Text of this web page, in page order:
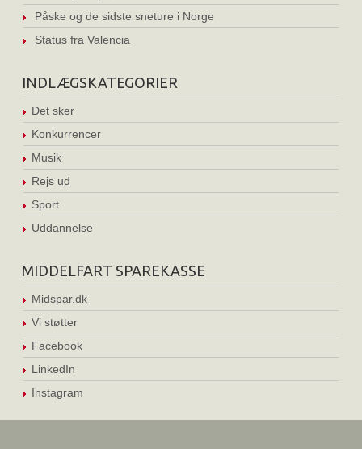
Påske og de sidste sneture i Norge
Status fra Valencia
INDLÆGSKATEGORIER
Det sker
Konkurrencer
Musik
Rejs ud
Sport
Uddannelse
MIDDELFART SPAREKASSE
Midspar.dk
Vi støtter
Facebook
LinkedIn
Instagram